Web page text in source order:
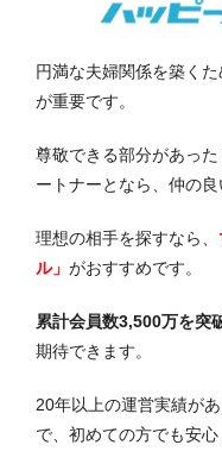
円満な夫婦関係を築く
が重要です。
尊敬できる部分があっ
ートナーとなら、仲の良
理想の相手を探すなら、
ル」 がおすすめです。
累計会員数3,500万を突
期待できます。
20年以上の運営実績が
で、初めての方でも安心